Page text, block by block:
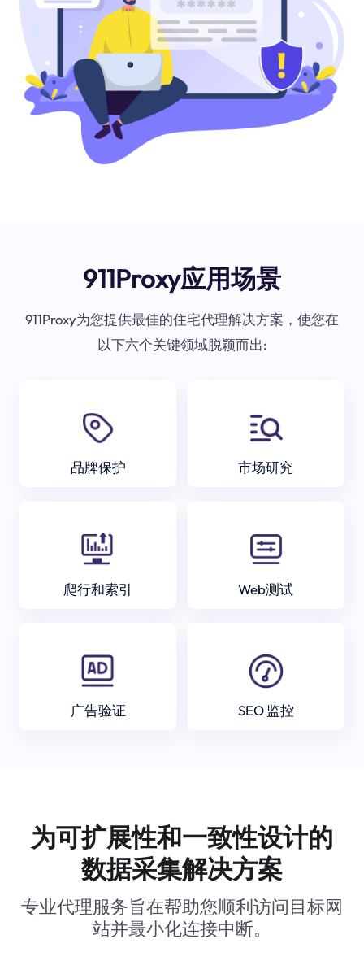
911Proxy应用场景
911Proxy为您提供最佳的住宅代理解决方案，使您在
以下六个关键领域脱颖而出:
品牌保护 市场研究
爬行和索引 Web测试
广告验证 SEO 监控
为可扩展性和一致性设计的
数据采集解决方案
专业代理服务旨在帮助您顺利访问目标网
站并最小化连接中断。